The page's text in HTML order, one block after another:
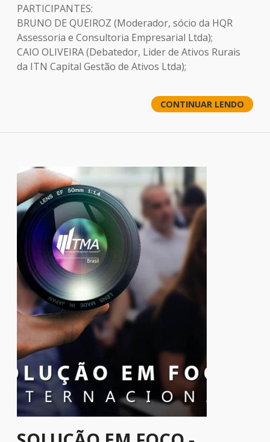
PARTICIPANTES:
BRUNO DE QUEIROZ (Moderador, sócio da HQR
Assessoria e Consultoria Empresarial Ltda);
CAIO OLIVEIRA (Debatedor, Lider de Ativos Rurais
da ITN Capital Gestão de Ativos Ltda);
CONTINUAR LENDO